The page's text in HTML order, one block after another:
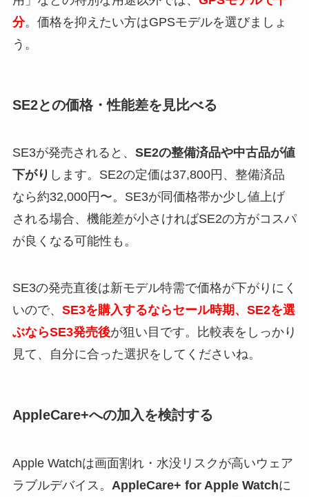
分。価格を抑えたい方はGPSモデルを選びましょ
う。
SE2との価格・性能差を見比べる
SE3が発売されると、 SE2の整備済品や中古品が値
下がり します。SE2の定価は37,800円、整備済品
なら約32,000円〜。SE3が同価格帯か少し値上げ
される場合、機能差が小さければSE2の方がコスパ
が良くなる可能性も。
SE3の発売直後は新モデル特需で価格が下がりにく
いので、 SE3を購入するならセール時期、SE2を選
ぶならSE3発売後が狙い目です。比較表をしっかり
見て、自分に合った選択をしてくださいね。
AppleCare+への加入を検討する
Apple Watchは画面割れ・水没リスクが高いウェア
ラブルデバイス。 AppleCare+ for Apple Watchに